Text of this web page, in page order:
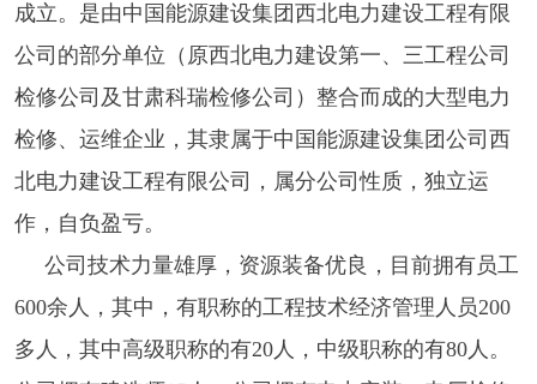
成立。是由中国能源建设集团西北电力建设工程有限
公司的部分单位（原西北电力建设第一、三工程公司
检修公司及甘肃科瑞检修公司）整合而成的大型电力
检修、运维企业，其隶属于中国能源建设集团公司西
北电力建设工程有限公司，属分公司性质，独立运
作，自负盈亏。
公司技术力量雄厚，资源装备优良，目前拥有员工
600余人，其中，有职称的工程技术经济管理人员200
多人，其中高级职称的有20人，中级职称的有80人。